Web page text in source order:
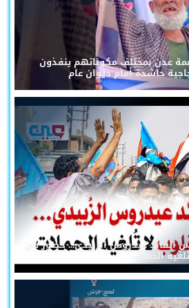
عدن بمختلف مكوناتهم ينفذون
حاشدة أمام ديوان عام
القائد عيدروس الزُبيدي... حضورٌ في
الحملات